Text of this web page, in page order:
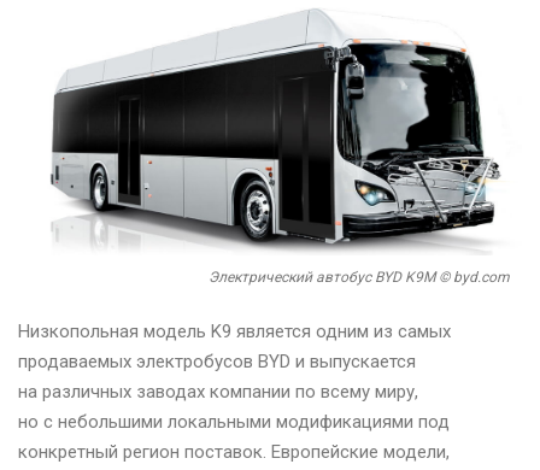
Электрический автобус BYD K9M © byd.com
Низкопольная модель K9 является одним из самых
продаваемых электробусов BYD и выпускается
на различных заводах компании по всему миру,
но с небольшими локальными модификациями под
конкретный регион поставок. Европейские модели,